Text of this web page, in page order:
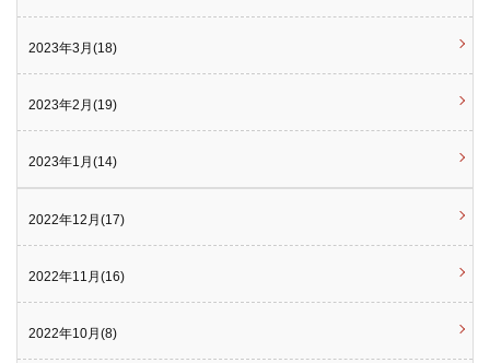
2023年3月(18)
2023年2月(19)
2023年1月(14)
2022年12月(17)
2022年11月(16)
2022年10月(8)